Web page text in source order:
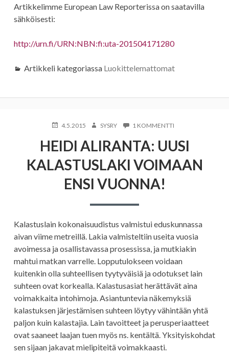
Artikkelimme European Law Reporterissa on saatavilla
sähköisesti:
http://urn.fi/URN:NBN:fi:uta-201504171280
Artikkeli kategoriassa Luokittelemattomat
KIRJOITETTU
4.5.2015 KIRJOITTAJA
SYSRY 1 KOMMENTTIARTIKKELIIN
ALIRANTA:
UUSI
KALASTUSLAKI
VOIMAAN
HEIDI ALIRANTA: UUSI
KALASTUSLAKI VOIMAAN
ENSI VUONNA!
Kalastuslain kokonaisuudistus valmistui eduskunnassa
aivan viime metreillä. Lakia valmisteltiin useita vuosia
avoimessa ja osallistavassa prosessissa, ja mutkiakin
mahtui matkan varrelle. Lopputulokseen voidaan
kuitenkin olla suhteellisen tyytyväisiä ja odotukset lain
suhteen ovat korkealla. Kalastusasiat herättävät aina
voimakkaita intohimoja. Asiantuntevia näkemyksiä
kalastuksen järjestämisen suhteen löytyy vähintään yhtä
paljon kuin kalastajia. Lain tavoitteet ja perusperiaatteet
ovat saaneet laajan tuen myös ns. kentältä. Yksityiskohdat
sen sijaan jakavat mielipiteitä voimakkaasti.